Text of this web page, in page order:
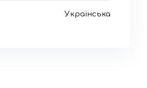
Українська